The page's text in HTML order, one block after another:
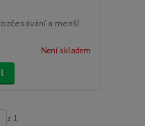
a menší
Není skladem
z 1